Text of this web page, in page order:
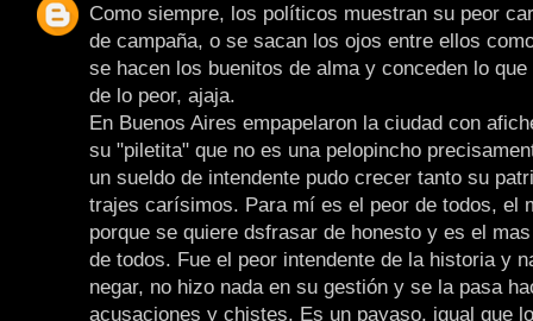
Como siempre, los políticos muestran su peor
de campaña, o se sacan los ojos entre ellos
se hacen los buenitos de alma y conceden lo
de lo peor, ajaja.
En Buenos Aires empapelaron la ciudad con
su "piletita" que no es una pelopincho
un sueldo de intendente pudo crecer tanto su
trajes carísimos. Para mí es el peor de todos, el
porque se quiere dsfrasar de honesto y es el
de todos. Fue el peor intendente de la historia y
negar, no hizo nada en su gestión y se la pasa
acusaciones y chistes. Es un payaso, igual que